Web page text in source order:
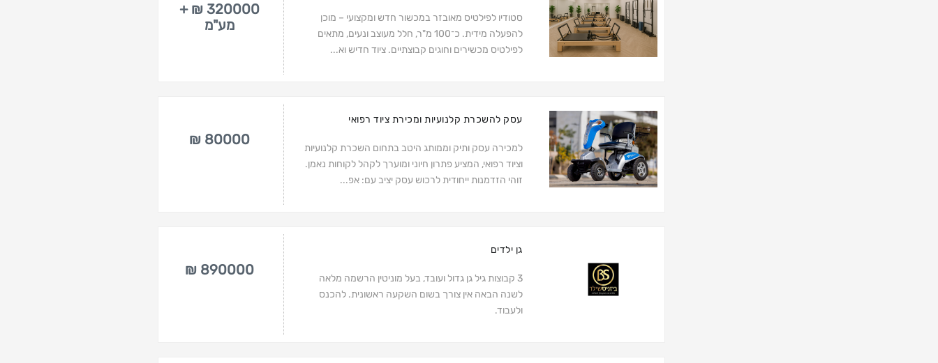
סטודיו לפילטיס מאובזר במכשור חדש ומקצועי – מוכן
להפעלה מידית. כ־100 מ"ר, חלל מעוצב ונעים, מתאים
לפילטיס מכשירים וחוגים קבוצתיים. ציוד חדיש וא...
320000 ₪ +
מע"מ
עסק להשכרת קלנועיות ומכירת ציוד רפואי
למכירה עסק ותיק וממותג היטב בתחום השכרת קלנועיות
וציוד רפואי, המציע פתרון חיוני ומוערך לקהל לקוחות נאמן.
זוהי הזדמנות ייחודית לרכוש עסק יציב עם: אפ...
80000 ₪
גן ילדים
3 קבוצות גיל גן גדול ועובד, בעל מוניטין הרשמה מלאה
לשנה הבאה אין צורך בשום השקעה ראשונית. להכנס
ולעבוד.
890000 ₪